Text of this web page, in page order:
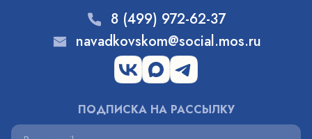
8 (499) 972-62-37
navadkovskom@social.mos.ru
ПОДПИСКА НА РАССЫЛКУ